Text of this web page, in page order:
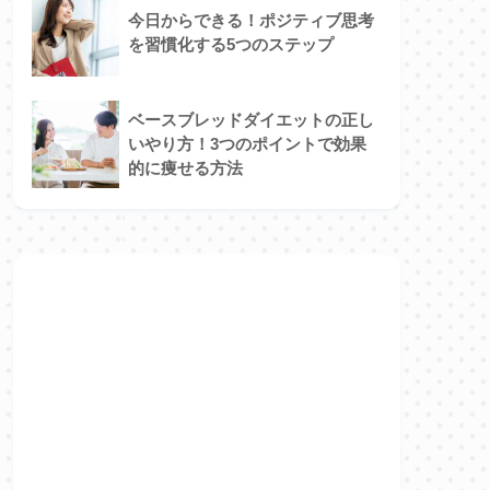
今日からできる！ポジティブ思考
を習慣化する5つのステップ
ベースブレッドダイエットの正し
いやり方！3つのポイントで効果
的に痩せる方法